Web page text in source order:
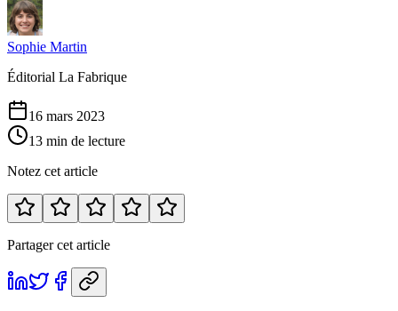
Sophie Martin
Éditorial La Fabrique
16 mars 2023
13 min de lecture
Notez cet article
Partager cet article